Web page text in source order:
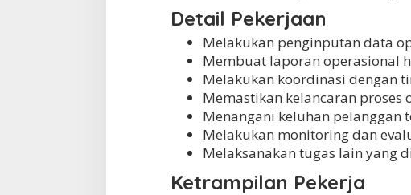
Detail Pekerjaan
Melakukan penginputan data
Membuat laporan operasional
Melakukan koordinasi dengan
Memastikan kelancaran proses
Menangani keluhan pelanggan
Melakukan monitoring dan
Melaksanakan tugas lain yang
Ketrampilan Pekerja